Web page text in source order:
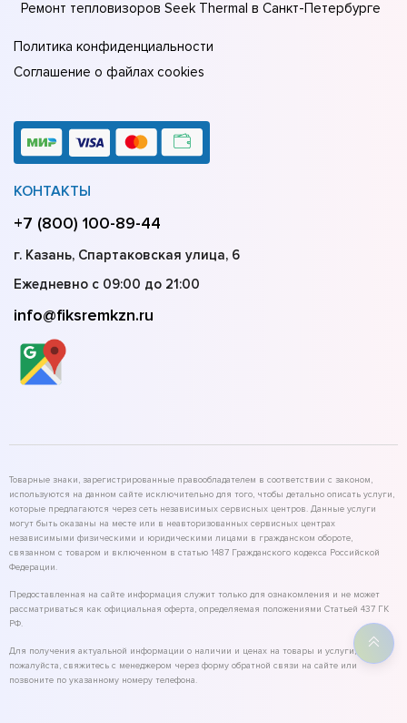
Ремонт тепловизоров Seek Thermal в Санкт-Петербурге
Политика конфиденциальности
Соглашение о файлах cookies
КОНТАКТЫ
+7 (800) 100-89-44
г. Казань, Спартаковская улица, 6
Ежедневно с 09:00 до 21:00
info@fiksremkzn.ru
Товарные знаки, зарегистрированные правообладателем в соответствии с законом,
используются на данном сайте исключительно для того, чтобы детально описать услуги,
которые предлагаются через сеть независимых сервисных центров. Данные услуги
могут быть оказаны на месте или в неавторизованных сервисных центрах
независимыми физическими и юридическими лицами в гражданском обороте,
связанном с товаром и включенном в статью 1487 Гражданского кодекса Российской
Федерации.
Предоставленная на сайте информация служит только для ознакомления и не может
рассматриваться как официальная оферта, определяемая положениями Статьей 437 ГК
РФ.
Для получения актуальной информации о наличии и ценах на товары и услуги,
пожалуйста, свяжитесь с менеджером через форму обратной связи на сайте или
позвоните по указанному номеру телефона.